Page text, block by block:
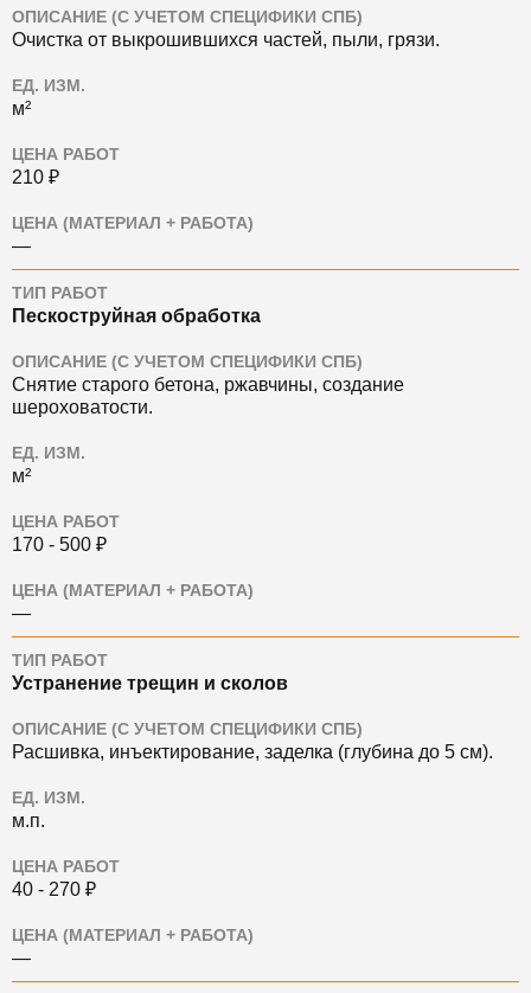
ОПИСАНИЕ (С УЧЕТОМ СПЕЦИФИКИ СПБ)
Очистка от выкрошившихся частей, пыли, грязи.
ЕД. ИЗМ.
м²
ЦЕНА РАБОТ
210 ₽
ЦЕНА (МАТЕРИАЛ + РАБОТА)
—
ТИП РАБОТ
Пескоструйная обработка
ОПИСАНИЕ (С УЧЕТОМ СПЕЦИФИКИ СПБ)
Снятие старого бетона, ржавчины, создание
шероховатости.
ЕД. ИЗМ.
м²
ЦЕНА РАБОТ
170 - 500 ₽
ЦЕНА (МАТЕРИАЛ + РАБОТА)
—
ТИП РАБОТ
Устранение трещин и сколов
ОПИСАНИЕ (С УЧЕТОМ СПЕЦИФИКИ СПБ)
Расшивка, инъектирование, заделка (глубина до 5 см).
ЕД. ИЗМ.
м.п.
ЦЕНА РАБОТ
40 - 270 ₽
ЦЕНА (МАТЕРИАЛ + РАБОТА)
—